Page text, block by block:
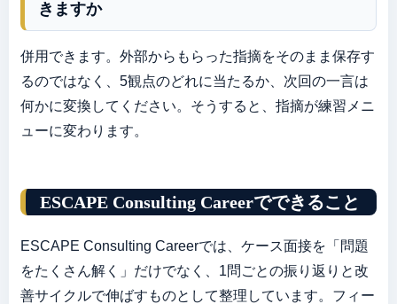
きますか
併用できます。外部からもらった指摘をそのまま保存す
るのではなく、5観点のどれに当たるか、次回の一言は
何かに変換してください。そうすると、指摘が練習メニ
ューに変わります。
ESCAPE Consulting Careerでできること
ESCAPE Consulting Careerでは、ケース面接を「問題
をたくさん解く」だけでなく、1問ごとの振り返りと改
善サイクルで伸ばすものとして整理しています。フィー